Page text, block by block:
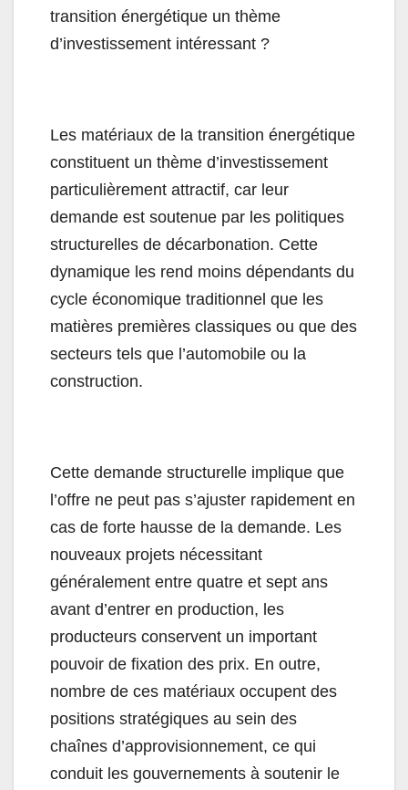
transition énergétique un thème
d’investissement intéressant ?
Les matériaux de la transition énergétique
constituent un thème d’investissement
particulièrement attractif, car leur
demande est soutenue par les politiques
structurelles de décarbonation. Cette
dynamique les rend moins dépendants du
cycle économique traditionnel que les
matières premières classiques ou que des
secteurs tels que l’automobile ou la
construction.
Cette demande structurelle implique que
l’offre ne peut pas s’ajuster rapidement en
cas de forte hausse de la demande. Les
nouveaux projets nécessitant
généralement entre quatre et sept ans
avant d’entrer en production, les
producteurs conservent un important
pouvoir de fixation des prix. En outre,
nombre de ces matériaux occupent des
positions stratégiques au sein des
chaînes d’approvisionnement, ce qui
conduit les gouvernements à soutenir le